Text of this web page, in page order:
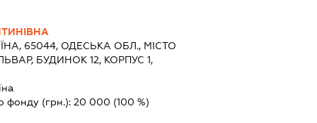
65044, ОДЕСЬКА ОБЛ., МІСТО
БУДИНОК 12, КОРПУС 1,
фонду (грн.):20 000 (100 %)